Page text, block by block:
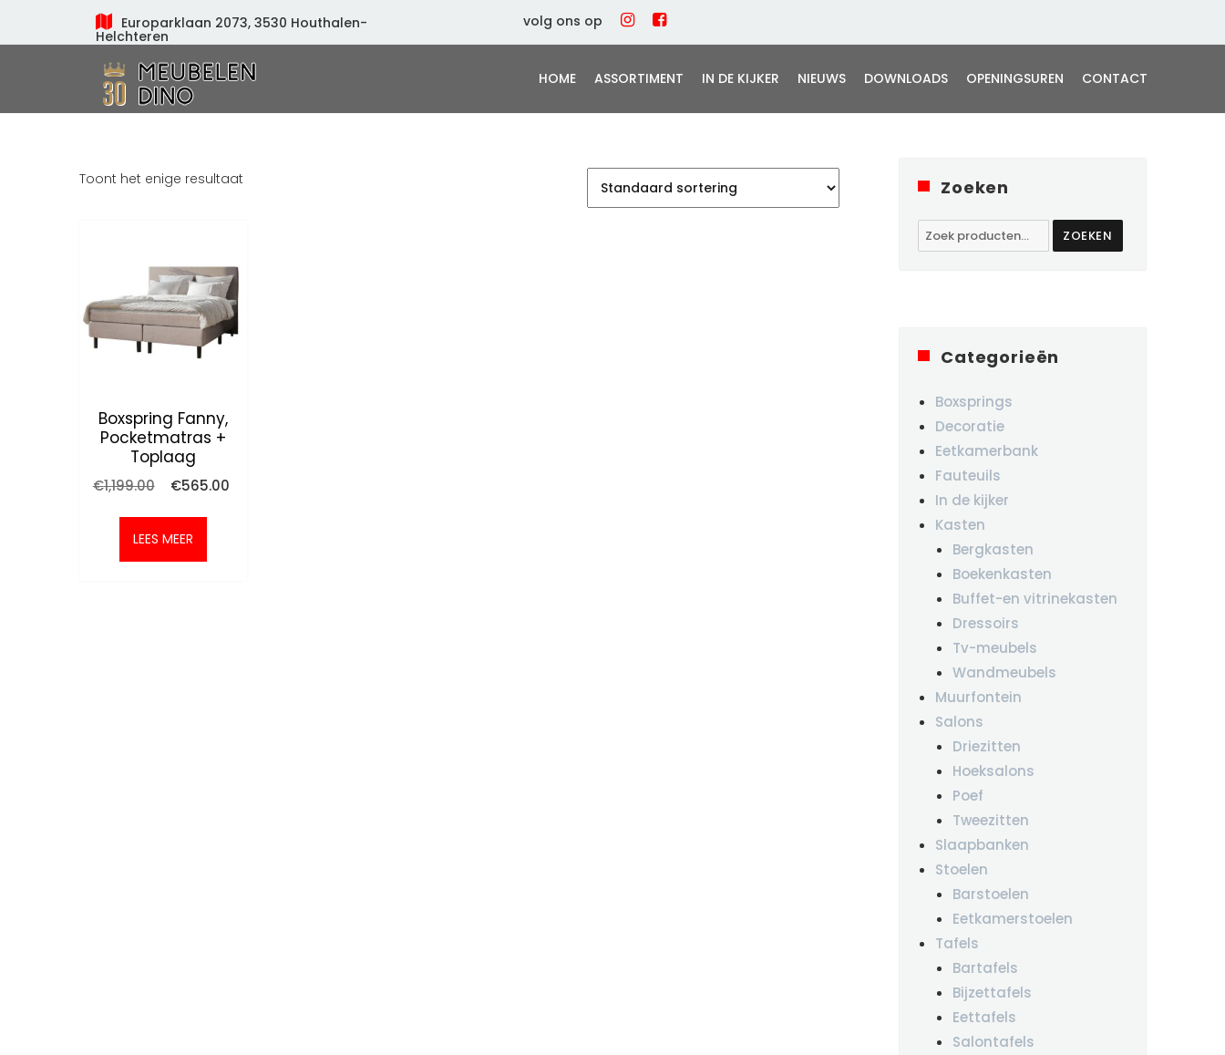
Europarklaan 2073, 3530 Houthalen-
Helchteren
volg ons op
HOME ASSORTIMENT IN DE KIJKER NIEUWS DOWNLOADS OPENINGSUREN CONTACT
Toont het enige resultaat
Boxspring Fanny,
Pocketmatras +
Toplaag
€1,199.00
Oorspronkelijke
was:
€1,199.00.
€565.00
LEES MEER
Zoeken
Zoeken
naar:
ZOEKEN
Categorieën
Boxsprings
Decoratie
Eetkamerbank
Fauteuils
In de kijker
Kasten
Bergkasten
Boekenkasten
Buffet-en vitrinekasten
Dressoirs
Tv-meubels
Wandmeubels
Muurfontein
Salons
Driezitten
Hoeksalons
Poef
Tweezitten
Slaapbanken
Stoelen
Barstoelen
Eetkamerstoelen
Tafels
Bartafels
Bijzettafels
Eettafels
Salontafels